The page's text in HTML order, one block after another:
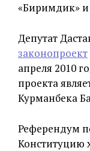
«Биримдик» и
Депутат
законопроект
апреля 2010
проекта
Курманбека
Референдум
Конституцию